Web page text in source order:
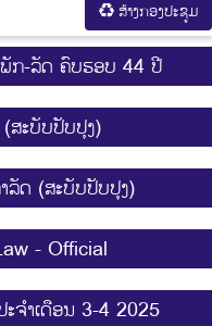
ສ້າງກອງປະຊູມ
ພັກ-ລັດ ຄົບຮອບ 44 ປີ
ສະບັບປັບປຸງ)
ດ (ສະບັບປັບປຸງ)
- Official
ຈຳເດືອນ 3-4 2025